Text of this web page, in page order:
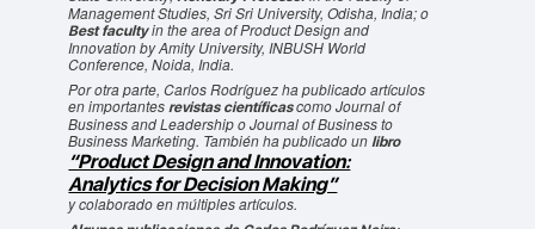
Management Studies, Sri Sri University, Odisha, India; o
Best facultyin the area of Product Design and
Innovation by Amity University, INBUSH World
Conference, Noida, India.
Por otra parte, Carlos Rodríguez ha publicado artículos
en importantes revistas científicascomo Journal of
Business and Leadership o Journal of Business to
Business Marketing. También ha publicado un libro
“Product Design and Innovation:
Analytics for Decision Making”
y colaborado en múltiples artículos.